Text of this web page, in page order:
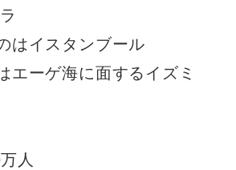
はイスタンブール
エーゲ海に面するイズミ
人